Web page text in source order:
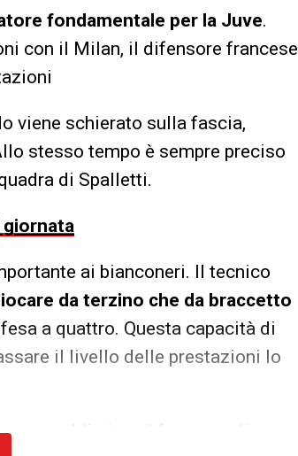
fondamentale per la Juve.
con il Milan, il difensore francese
viene schierato sulla fascia,
stesso tempo è sempre preciso
di Spalletti.
giornata
ai bianconeri. Il tecnico
da terzino che da braccetto
a quattro. Questa capacità di
il livello delle prestazioni lo
blindare il francese diventa